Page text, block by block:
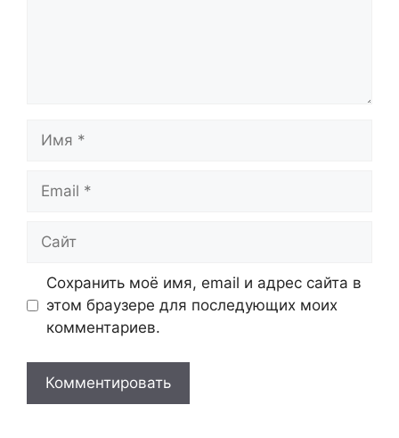
Имя
Email
Сайт
Сохранить моё имя, email и адрес сайта в
этом браузере для последующих моих
комментариев.